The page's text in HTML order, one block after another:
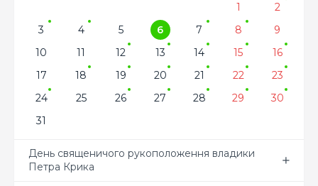
1
2
3
4 5 6 7 8
9
10
11 12 13 14 15
16
17
18 19 20 21 22
23
24
25 26 27 28 29
30
31
День священичого рукоположення владики
Петра Крика